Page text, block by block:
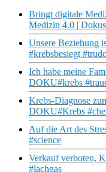
Bringt digitale
Medizin 4.0 |
Unsere Beziehung
#krebsbesiegt
Ich habe meine
DOKU#krebs
Krebs-Diagnose
DOKU#Krebs
Auf die Art des
#science
Verkauf verboten,
#lachgas